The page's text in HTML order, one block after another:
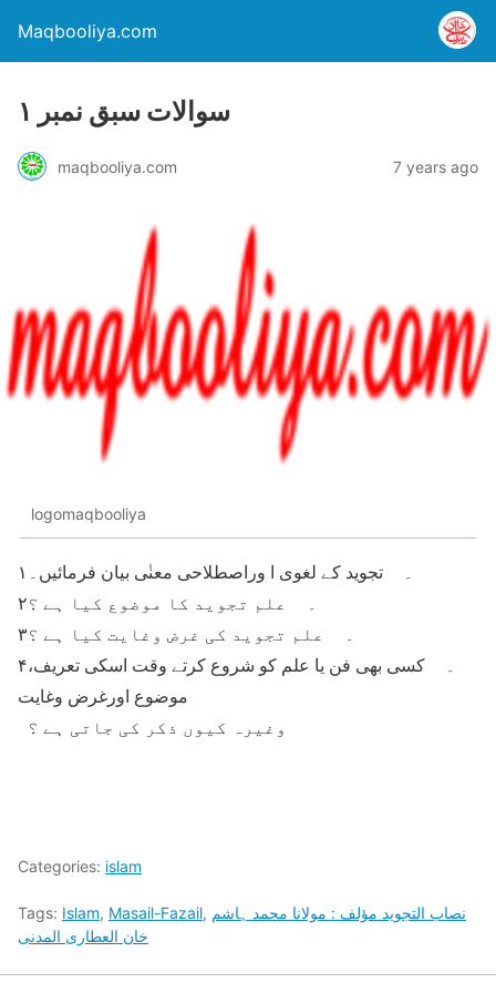
Maqbooliya.com
سوالات سبق نمبر ۱
maqbooliya.com 7 years ago
logomaqbooliya
۱۔ تجوید کے لغوی ا وراصطلاحی معنٰی بیان فرمائیں۔
۲۔ علم تجوید کا موضوع کیا ہے ؟
۳۔ علم تجوید کی غرض وغایت کیا ہے ؟
۴۔ کسی بھی فن یا علم کو شروع کرتے وقت اسکی تعریف،
موضوع اورغرض وغایت
وغیرہ کیوں ذکر کی جاتی ہے ؟
Categories: islam
Tags: Islam, Masail-Fazail, نصاب التجوید مؤلف : مولانا محمد ہاشم
خان العطاری المدنی